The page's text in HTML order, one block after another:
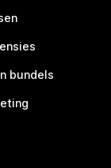
bundels